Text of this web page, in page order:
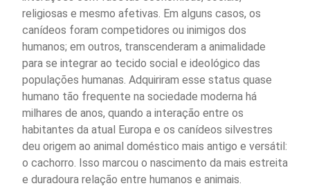
religiosas e mesmo afetivas. Em alguns casos, os
canídeos foram competidores ou inimigos dos
humanos; em outros, transcenderam a animalidade
para se integrar ao tecido social e ideológico das
populações humanas. Adquiriram esse status quase
humano tão frequente na sociedade moderna há
milhares de anos, quando a interação entre os
habitantes da atual Europa e os canídeos silvestres
deu origem ao animal doméstico mais antigo e versátil:
o cachorro. Isso marcou o nascimento da mais estreita
e duradoura relação entre humanos e animais.